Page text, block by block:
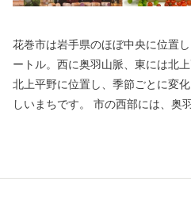
花巻市は岩手県のほぼ中央に位置
ートル。西に奥羽山脈、東には北
北上平野に位置し、季節ごとに変
しいまちです。 市の西部には、奥
る湯けむりと深山の緑、目の前を